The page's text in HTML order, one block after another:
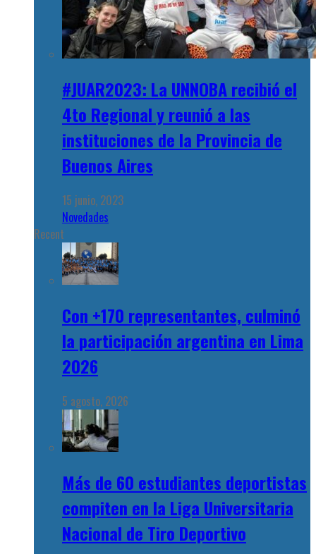
#JUAR2023: La UNNOBA recibió el
4to Regional y reunió a las
instituciones de la Provincia de
Buenos Aires
15 junio, 2023
Novedades
Recent
Con +170 representantes, culminó
la participación argentina en Lima
2026
5 agosto, 2026
Más de 60 estudiantes deportistas
compiten en la Liga Universitaria
Nacional de Tiro Deportivo